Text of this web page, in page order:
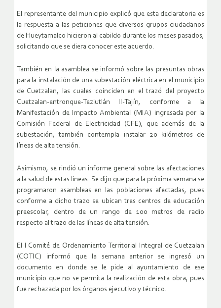
El representante del municipio explicó que esta declaratoria es
la respuesta a las peticiones que diversos grupos ciudadanos
de Hueytamalco hicieron al cabildo durante los meses pasados,
solicitando que se diera conocer este acuerdo.
También en la asamblea se informó sobre las presuntas obras
para la instalación de una subestación eléctrica en el municipio
de Cuetzalan, las cuales coinciden en el trazó del proyecto
Cuetzalan-entronque-Teziutlán II-Tajín, conforme a la
Manifestación de Impacto Ambiental (MIA) ingresada por la
Comisión Federal de Electricidad (CFE), que además de la
subestación, también contempla instalar 20 kilómetros de
líneas de alta tensión.
Asimismo, se rindió un informe general sobre las afectaciones
a la salud de estas líneas. Se dijo que para la próxima semana se
programaron asambleas en las poblaciones afectadas, pues
conforme a dicho trazo se ubican tres centros de educación
preescolar, dentro de un rango de 100 metros de radio
respecto al trazo de las líneas de alta tensión.
El l Comité de Ordenamiento Territorial Integral de Cuetzalan
(COTIC) informó que la semana anterior se ingresó un
documento en donde se le pide al ayuntamiento de ese
municipio que no se permita la realización de esta obra, pues
fue rechazada por los órganos ejecutivo y técnico.